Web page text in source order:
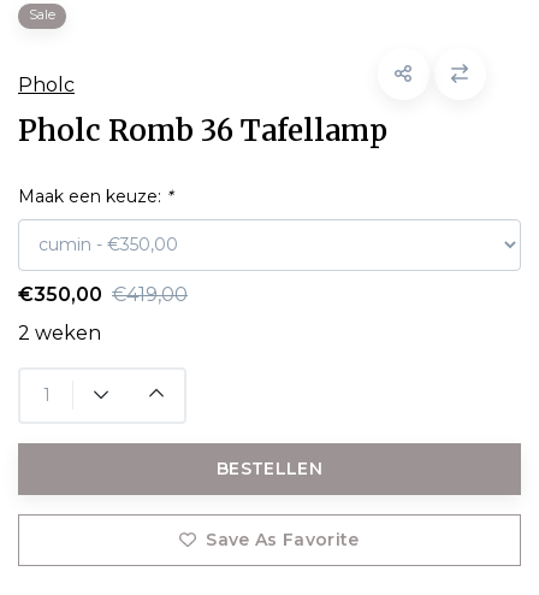
Sale
Pholc
Pholc Romb 36 Tafellamp
Maak een keuze: *
€350,00 €419,00
2 weken
BESTELLEN
Save As Favorite